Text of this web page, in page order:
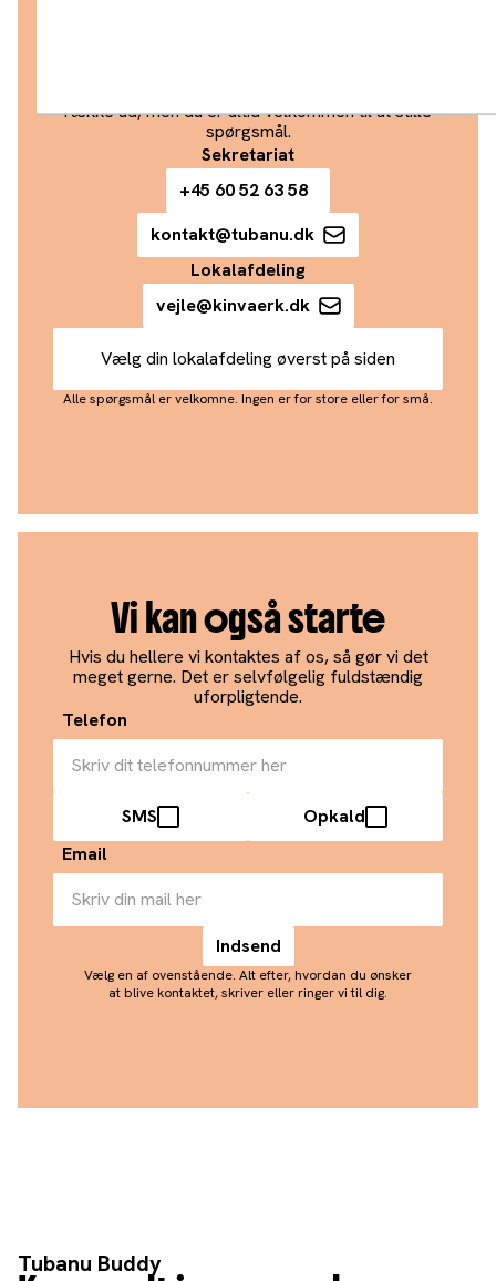
række ud, men du er altid velkommen til at stille
spørgsmål.
Sekretariat
+45 60 52 63 58
kontakt@tubanu.dk
Lokalafdeling
vejle@kinvaerk.dk
Vælg din lokalafdeling øverst på siden
Alle spørgsmål er velkomne. Ingen er for store eller for små.
Vi kan også starte
Hvis du hellere vi kontaktes af os, så gør vi det
meget gerne. Det er selvfølgelig fuldstændig
uforpligtende.
Telefon
SMS
Opkald
Email
Vælg en af ovenstående. Alt efter, hvordan du ønsker
at blive kontaktet, skriver eller ringer vi til dig.
Tubanu Buddy